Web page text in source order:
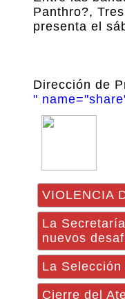
Panthro?,
presenta el
Dirección de
"
VIOLENCIA
La
nuevos
La
Cierre del